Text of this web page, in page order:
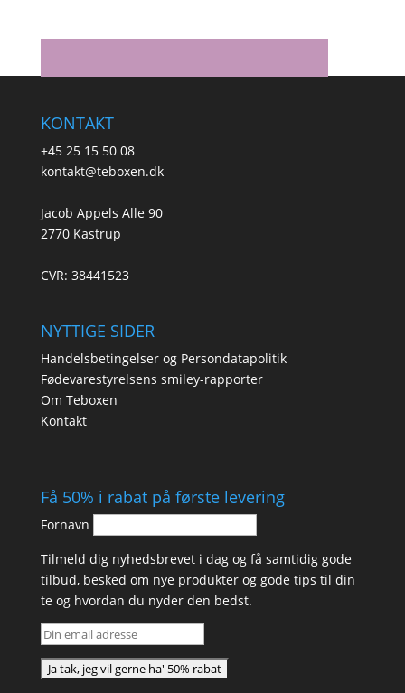
KONTAKT
+45 25 15 50 08
kontakt@teboxen.dk
Jacob Appels Alle 90
2770 Kastrup
CVR: 38441523
NYTTIGE SIDER
Handelsbetingelser og Persondatapolitik
Fødevarestyrelsens smiley-rapporter
Om Teboxen
Kontakt
Få 50% i rabat på første levering
Fornavn
Tilmeld dig nyhedsbrevet i dag og få samtidig gode
tilbud, besked om nye produkter og gode tips til din
te og hvordan du nyder den bedst.